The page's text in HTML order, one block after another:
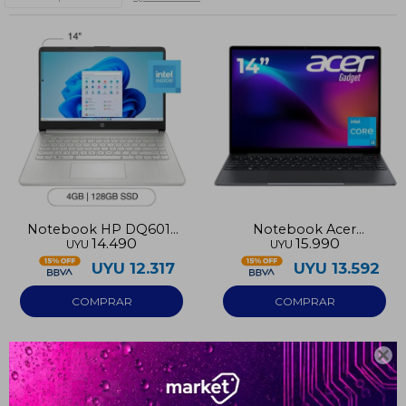

Notebook HP DQ6011
DX 128GB 4GB RAM
Intel N150
UYU 14.490
UYU 12.317
Notebook Acer
ETBOOK I3 10100
256GB/8GB
UYU 15.990
UYU 13.592
¡Sumate a la forma más ágil de